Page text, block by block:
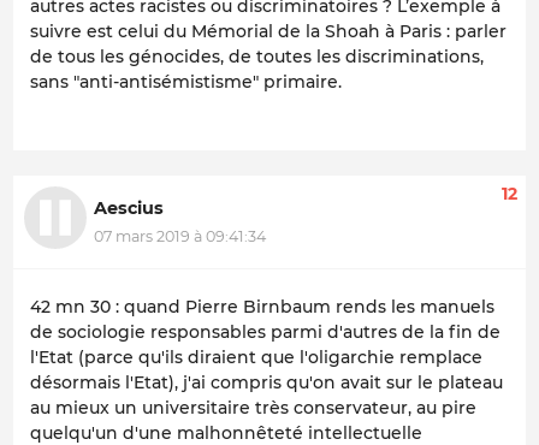
autres actes racistes ou discriminatoires ? L’exemple à
suivre est celui du Mémorial de la Shoah à Paris : parler
de tous les génocides, de toutes les discriminations,
sans "anti-antisémistisme" primaire.
Aescius
07 mars 2019 à 09:41:34
12
42 mn 30 : quand Pierre Birnbaum rends les manuels
de sociologie responsables parmi d'autres de la fin de
l'Etat (parce qu'ils diraient que l'oligarchie remplace
désormais l'Etat), j'ai compris qu'on avait sur le plateau
au mieux un universitaire très conservateur, au pire
quelqu'un d'une malhonnêteté intellectuelle